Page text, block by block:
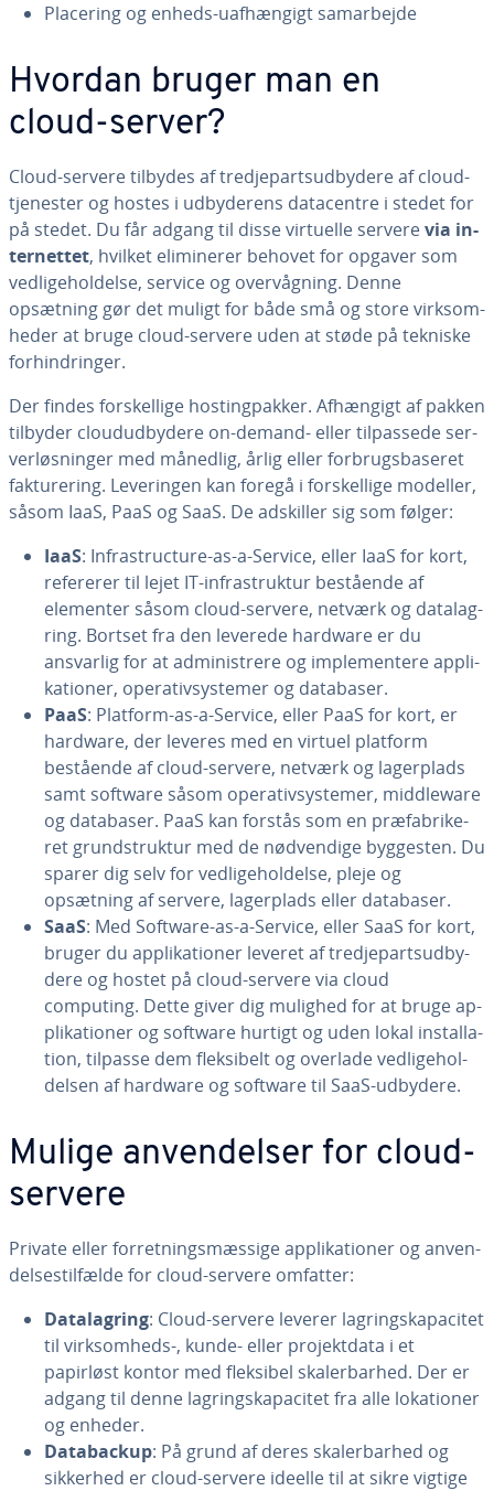
Placering og enheds-uaf­hæn­gigt sam­ar­bej­de
Hvordan bruger man en
cloud-server?
Cloud-servere tilbydes af tred­je­part­s­ud­by­de­re af cloud-
tjenester og hostes i ud­by­de­rens da­ta­cen­tre i stedet for
på stedet. Du får adgang til disse virtuelle serverevia in­
ter­net­tet, hvilket eli­mi­ne­rer behovet for opgaver som
ved­li­ge­hol­del­se, service og over­våg­ning. Denne
opsætning gør det muligt for både små og store virk­som­
he­der at bruge cloud-servere uden at støde på tekniske
for­hin­drin­ger.
Der findes for­skel­li­ge hosting­pak­ker. Afhængigt af pakken
tilbyder clou­dud­by­de­re on-demand- eller til­pas­se­de ser­
ver­løs­nin­ger med månedlig, årlig eller for­brugs­ba­se­ret
fak­tu­re­ring. Le­ve­rin­gen kan foregå i for­skel­li­ge modeller,
såsom IaaS, PaaS og SaaS. De adskiller sig som følger:
IaaS: In­fra­struc­tu­re-as-a-Service, eller IaaS for kort,
refererer til lejet IT-in­fra­struk­tur bestående af
elementer såsom cloud-servere, netværk og da­ta­lag­
ring. Bortset fra den leverede hardware er du
ansvarlig for at ad­mi­ni­stre­re og im­ple­men­te­re ap­pli­
ka­tio­ner, ope­ra­tiv­sy­ste­mer og databaser.
PaaS: Platform-as-a-Service, eller PaaS for kort, er
hardware, der leveres med en virtuel platform
bestående af cloud-servere, netværk og la­ger­plads
samt software såsom ope­ra­tiv­sy­ste­mer, mid­dlewa­re
og databaser. PaaS kan forstås som en præ­fa­bri­ke­
ret grund­struk­tur med de nød­ven­di­ge byggesten. Du
sparer dig selv for ved­li­ge­hol­del­se, pleje og
opsætning af servere, la­ger­plads eller databaser.
SaaS: Med Software-as-a-Service, eller SaaS for kort,
bruger du ap­pli­ka­tio­ner leveret af tred­je­part­s­ud­by­
de­re og hostet på cloud-servere via cloud
computing. Dette giver dig mulighed for at bruge ap­
pli­ka­tio­ner og software hurtigt og uden lokal in­stal­la­
tion, tilpasse dem flek­si­belt og overlade ved­li­ge­hol­
del­sen af hardware og software til SaaS-udbydere.
Mulige an­ven­del­ser for cloud-
servere
Private eller for­ret­nings­mæs­si­ge ap­pli­ka­tio­ner og an­ven­
del­ses­til­fæl­de for cloud-servere omfatter:
Da­ta­lag­ring: Cloud-servere leverer lag­rings­ka­pa­ci­tet
til virk­som­heds-, kunde- eller pro­jek­t­da­ta i et
papirløst kontor med fleksibel ska­ler­bar­hed. Der er
adgang til denne lag­rings­ka­pa­ci­tet fra alle lo­ka­tio­ner
og enheder.
Da­ta­ba­ck­up: På grund af deres ska­ler­bar­hed og
sikkerhed er cloud-servere ideelle til at sikre vigtige